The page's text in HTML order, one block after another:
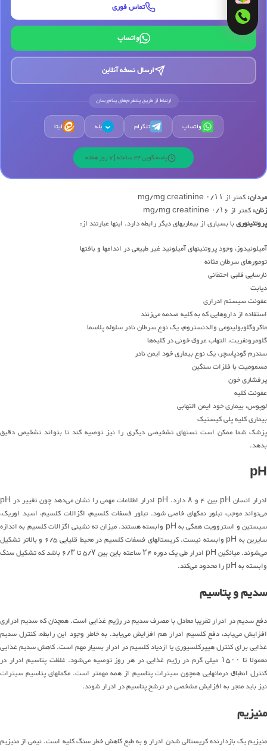
تماس فوری
واتساپ
ارسال نسخه آنلاین
ارتباط از طریق پلتفرم‌های پیام‌رسان
واتساپ تلگرام ب بله ایتا
پاسخگویی 24 ساعته | 7 روز هفته
مردان:کمتر از ۰/۱۱ mg/mg creatinine
زنان:کمتر از ۰/۱۶ mg/mg creatinine
پروتئینوریبا بسیاری از بیماریهای دیگر رابطه دارد. اینها عبارتند از:
آمیلوئیدوز، وجود پروتئینهای آمیلوئید غیر طبیعی در اندامها و بافتها
تومورهای سرطان مثانه
نارسایی قلبی احتقانی
دیابت
عفونت سیستم ادراری
استفاده از داروهایی که به کلیه صدمه می‌زنند
ماکروگلوبولینومی والدنستروم، یک نوع سرطان نادر سلوله پلاسما
گلومرونفریت، التهاب عروق خونی در کلیه‌ها
سندرم گودپاسچر، یک نوع بیماری خود ایمن نادر
مسمومیت با فلزات سنگین
پرفشاری خون
عفونت کلیه
لوپوس، بیماری خود ایمن التهابی
بیماری کلیه پلی کیستیک
پزشک شما ممکن است تستهای تشخیصی دیگری را نیز توصیه کند تا بتواند تشخیص دقیق
بدهد.
pH
ادرار انسان pH بین ۴ و ۸ دارد. pH ادرار اطلاعات مهمی را نشان می‌دهد چون تغییر در pH
می‌تواند موجب تبلور نمکهای خاصی شود. تبلور فسفات کلسیم، اگزالات کلسیم، اسید اوریک،
سیستین و استروویت همگی به pH وابسته هستند. میزان ته نشینی اگزالات کلسیم به اندازه
سایرین به pH وابسته نیست. کریستالهای فسفات کلسیم در محیط قلیایی ۶/۵ و بالاتر تشکیل
می‌شوند. میانگین pH ادرار طی یک دوره ۲۴ ساعته باین بین ۵/۷ تا ۶/۳ باشد که تشکیل سنگ
وابسته به pH را محدود می‌کند.
سدیم و پتاسیم
دفع سدیم در ادرار تقریبا معادل با مصرف سدیم در رژیم غذایی است. همچنان که سدیم ادراری
افزایش می‌یابد، دفع کلسیم ادرار هم افزایش می‌یابد. به خاطر وجود این رابطه، کنترل سدیم
غذایی برای کنترل هیپرکلسیوری یا ازدیاد کلسیم در ادرار بسیار مهم است. کاهش سدیم غذایی
معمولا تا ۱۵۰۰ میلی گرم در رژیم غذایی در هر روز توصیه می‌شود. غلظت پتاسیم ادرار در
کنترل انطباق درمانهایی همچون سیترات پتاسیم از همه مهمتر است. مکملهای پتاسیم سیترات
نیز باید منجر به افزایش مشخصی در ترشح پتاسیم در ادرار شوند.
منیزیم
منیزیم یک بازدارنده کریستالی شدن ادرار و به طبع کاهش خطر سنگ کلیه است. نیمی از منیزیم